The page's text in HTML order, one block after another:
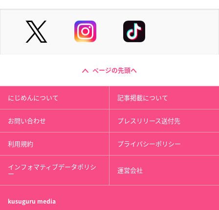
ページの先頭へ
にじめんについて 記事掲載について
お問い合わせ プレスリリース送付先
利用規約 プライバシーポリシー
インフォマティブデータポリシ
ー 運営会社
kusuguru media